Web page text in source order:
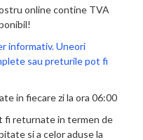
online contine TVA
informativ. Uneori
sau preturile pot fi
in fiecare zi la ora 06:00
fi returnate in termen de
si a celor aduse la